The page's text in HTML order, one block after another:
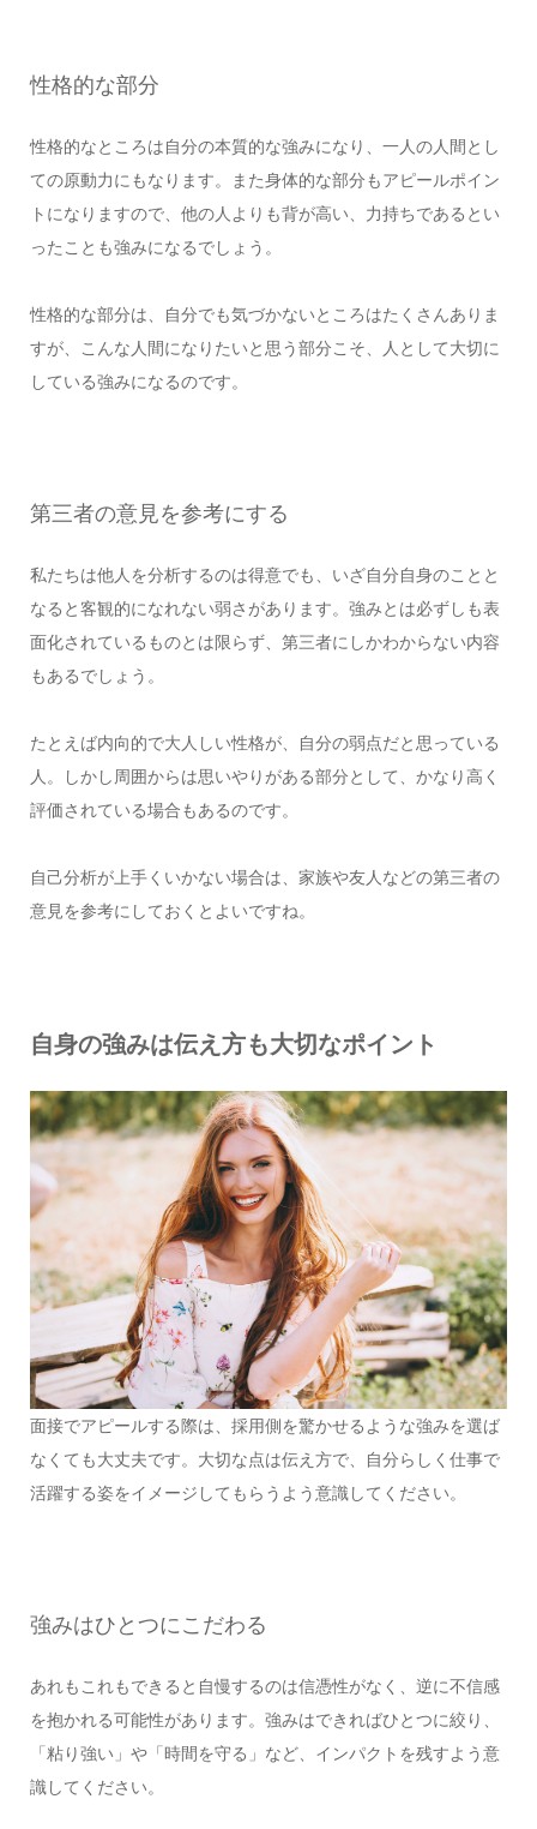
性格的な部分
性格的なところは自分の本質的な強みになり、一人の人間とし
ての原動力にもなります。また身体的な部分もアピールポイン
トになりますので、他の人よりも背が高い、力持ちであるとい
ったことも強みになるでしょう。
性格的な部分は、自分でも気づかないところはたくさんありま
すが、こんな人間になりたいと思う部分こそ、人として大切に
している強みになるのです。
第三者の意見を参考にする
私たちは他人を分析するのは得意でも、いざ自分自身のことと
なると客観的になれない弱さがあります。強みとは必ずしも表
面化されているものとは限らず、第三者にしかわからない内容
もあるでしょう。
たとえば内向的で大人しい性格が、自分の弱点だと思っている
人。しかし周囲からは思いやりがある部分として、かなり高く
評価されている場合もあるのです。
自己分析が上手くいかない場合は、家族や友人などの第三者の
意見を参考にしておくとよいですね。
自身の強みは伝え方も大切なポイント
面接でアピールする際は、採用側を驚かせるような強みを選ば
なくても大丈夫です。大切な点は伝え方で、自分らしく仕事で
活躍する姿をイメージしてもらうよう意識してください。
強みはひとつにこだわる
あれもこれもできると自慢するのは信憑性がなく、逆に不信感
を抱かれる可能性があります。強みはできればひとつに絞り、
「粘り強い」や「時間を守る」など、インパクトを残すよう意
識してください。